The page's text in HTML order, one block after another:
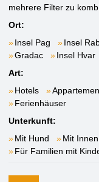
mehrere Filter zu
Ort:
Insel Pag
Insel
Gradac
Insel Hvar
Art:
Hotels
Ferienhäuser
Unterkunft:
Mit Hund
Mit
Für Familien mit